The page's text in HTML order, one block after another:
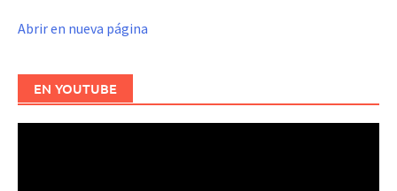
Abrir en nueva página
EN YOUTUBE